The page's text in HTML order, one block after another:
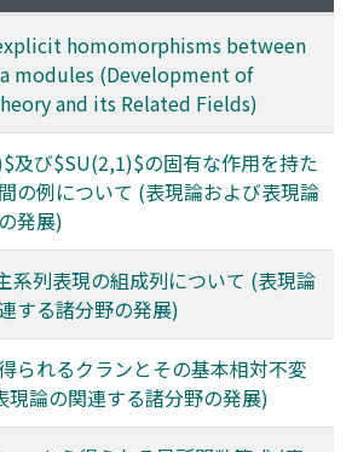
homomorphisms between
modules (Development of
and its Related Fields)
及び$SU(2,1)$の固有な作用を持た
の例について (表現論および表現論
発展)
系列表現の組成列について (表現論
する諸分野の発展)
られるクランとその基本相対不変
現論の関連する諸分野の発展)